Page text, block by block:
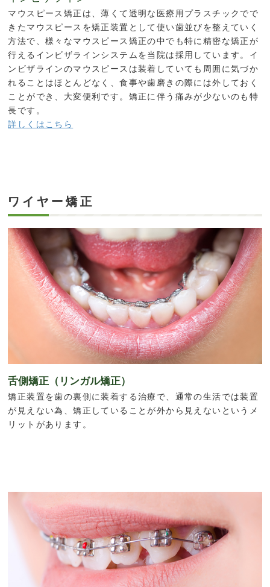
マウスピース矯正は、薄くて透明な医療用プラスチックでで
きたマウスピースを矯正装置として使い歯並びを整えていく
方法で、様々なマウスピース矯正の中でも特に精密な矯正が
行えるインビザラインシステムを当院は採用しています。イ
ンビザラインのマウスピースは装着していても周囲に気づか
れることはほとんどなく、食事や歯磨きの際には外しておく
ことができ、大変便利です。矯正に伴う痛みが少ないのも特
長です。
詳しくはこちら
ワイヤー矯正
舌側矯正（リンガル矯正）
矯正装置を歯の裏側に装着する治療で、通常の生活では装置
が見えない為、矯正していることが外から見えないというメ
リットがあります。